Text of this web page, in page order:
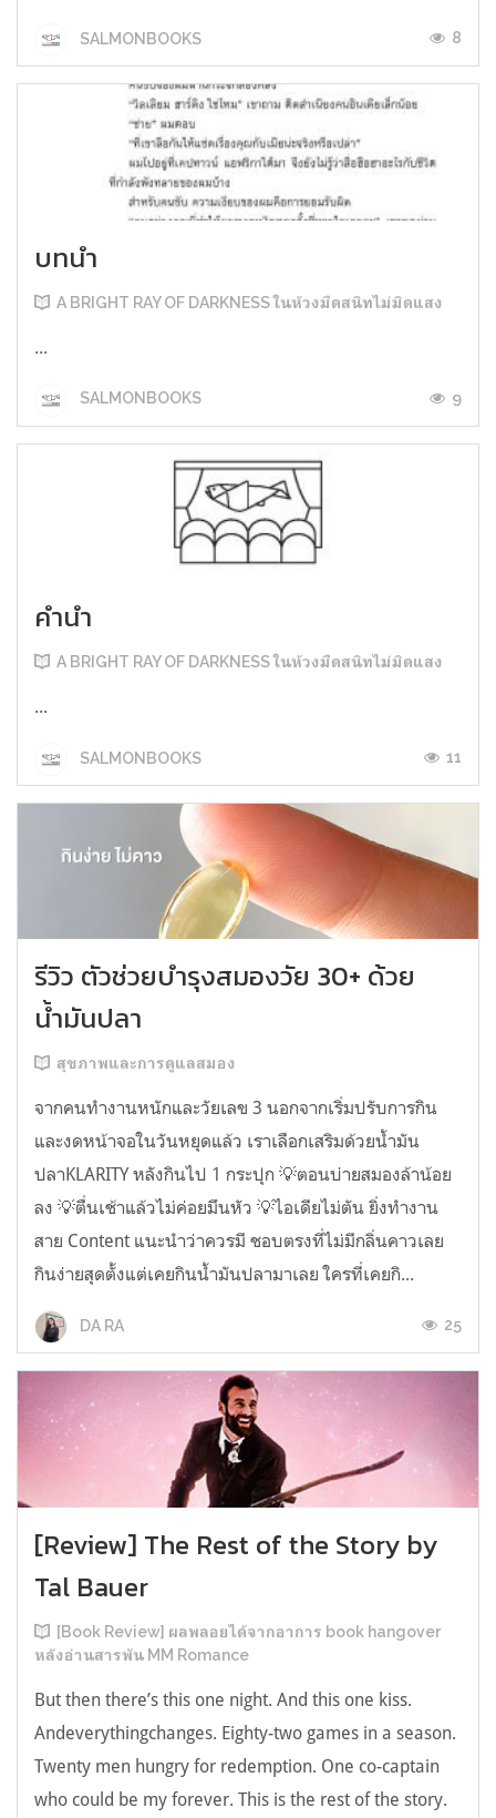
SALMONBOOKS 8
บทนำ
A BRIGHT RAY OF DARKNESS ในห้วงมืดสนิทไม่มิดแสง
...
SALMONBOOKS 9
คำนำ
A BRIGHT RAY OF DARKNESS ในห้วงมืดสนิทไม่มิดแสง
...
SALMONBOOKS 11
รีวิว ตัวช่วยบำรุงสมองวัย 30+ ด้วย
น้ำมันปลา
สุขภาพและการดูแลสมอง
จากคนทำงานหนักและวัยเลข 3 นอกจากเริ่มปรับการกิน
และงดหน้าจอในวันหยุดแล้ว เราเลือกเสริมด้วยน้ำมัน
ปลาKLARITY หลังกินไป 1 กระปุก 💡ตอนบ่ายสมองล้าน้อย
ลง 💡ตื่นเช้าแล้วไม่ค่อยมึนหัว 💡ไอเดียไม่ตัน ยิ่งทำงาน
สาย Content แนะนำว่าควรมี ชอบตรงที่ไม่มีกลิ่นคาวเลย
กินง่ายสุดตั้งแต่เคยกินน้ำมันปลามาเลย ใครที่เคยกิ...
DA RA 25
[Review] The Rest of the Story by
Tal Bauer
[Book Review] ผลพลอยได้จากอาการ book hangover
หลังอ่านสารพัน MM Romance
But then there’s this one night. And this one kiss.
Andeverythingchanges. Eighty-two games in a season.
Twenty men hungry for redemption. One co-captain
who could be my forever. This is the rest of the story.